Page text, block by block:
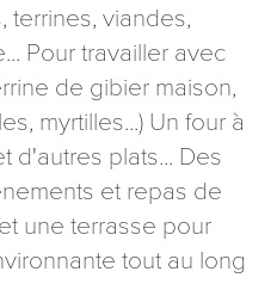
terrines, viandes,
Pour travailler avec
de gibier maison,
myrtilles...) Un four à
d'autres plats... Des
et repas de
une terrasse pour
tout au long
d’un titre d’identité à
90019 54035 NANCY